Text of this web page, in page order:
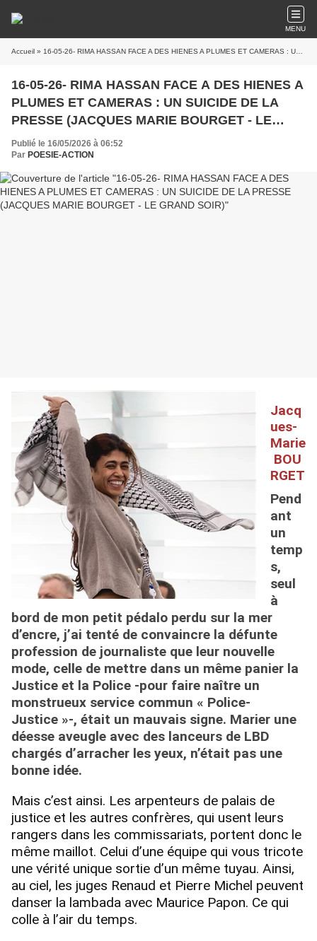
MENU
Accueil » 16-05-26- RIMA HASSAN FACE A DES HIENES A PLUMES ET CAMERAS : UN SUICIDE DE LA PRESSE (JACQUES MARIE BOURGET - LE GRAND SOIR)
16-05-26- RIMA HASSAN FACE A DES HIENES A
PLUMES ET CAMERAS : UN SUICIDE DE LA
PRESSE (JACQUES MARIE BOURGET - LE
GRAND SOIR)
Publié le 16/05/2026 à 06:52
Par POESIE-ACTION
Jacq
ues-
Marie
BOU
RGET
Pend
ant
un
temp
s,
seul
à
bord de mon petit pédalo perdu sur la mer
d’encre, j’ai tenté de convaincre la défunte
profession de journaliste que leur nouvelle
mode, celle de mettre dans un même panier la
Justice et la Police -pour faire naître un
monstrueux service commun « Police-
Justice »-, était un mauvais signe. Marier une
déesse aveugle avec des lanceurs de LBD
chargés d’arracher les yeux, n’était pas une
bonne idée.
Mais c’est ainsi. Les arpenteurs de palais de
justice et les autres confrères, qui usent leurs
rangers dans les commissariats, portent donc le
même maillot. Celui d’une équipe qui vous tricote
une vérité unique sortie d’un même tuyau. Ainsi,
au ciel, les juges Renaud et Pierre Michel peuvent
danser la lambada avec Maurice Papon. Ce qui
colle à l’air du temps.